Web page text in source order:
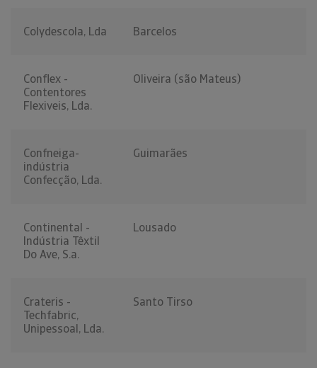
Colydescola, Lda Barcelos
Conflex -
Contentores
Flexiveis, Lda.
Oliveira (são Mateus)
Confneiga-
indústria
Confecção, Lda.
Guimarães
Continental -
Indústria Têxtil
Do Ave, S.a.
Lousado
Crateris -
Techfabric,
Unipessoal, Lda.
Santo Tirso